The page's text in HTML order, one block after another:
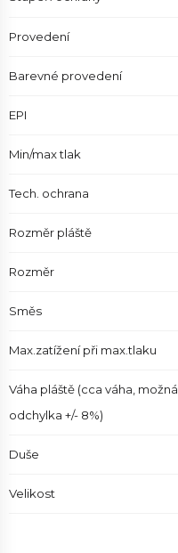
Provedení
Barevné provedení
EPI
Min/max tlak
Tech. ochrana
Rozměr pláště
Rozměr
Směs
Max.zatížení při max.tlaku
Váha pláště (cca váha, možná
odchylka +/- 8%)
Duše
Velikost